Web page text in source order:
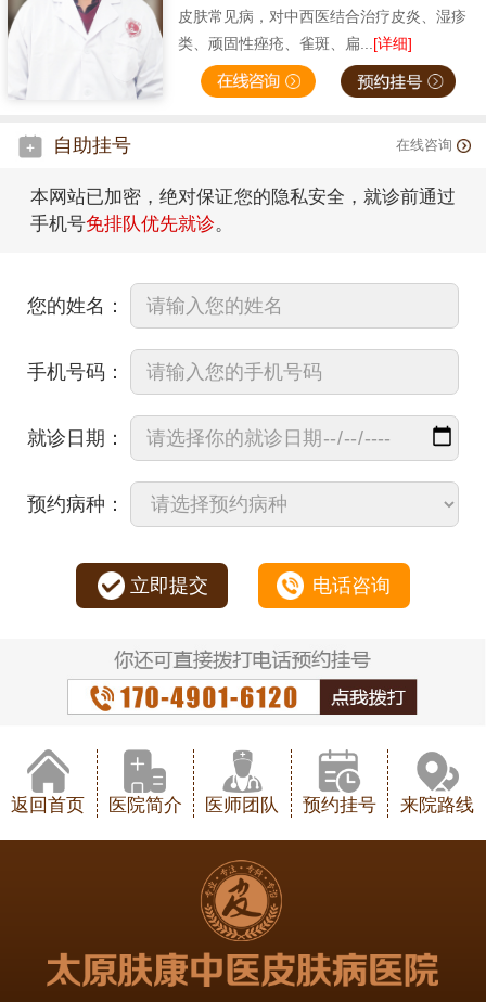
皮肤常见病，对中西医结合治疗皮炎、湿疹
类、顽固性痤疮、雀斑、扁...[详细]
自助挂号 在线咨询
本网站已加密，绝对保证您的隐私安全，就诊前通过
手机号免排队优先就诊。
您的姓名：
手机号码：
就诊日期：
预约病种：
立即提交 电话咨询
返回首页 医院简介 医师团队 预约挂号 来院路线